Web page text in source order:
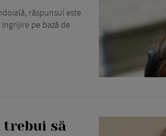
răspunsul este
pe bază de
trebui să